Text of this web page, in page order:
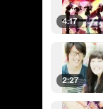
4:17
2:27